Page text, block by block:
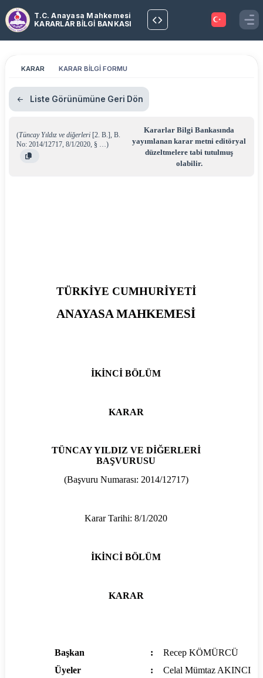
T.C. Anayasa Mahkemesi
KARARLAR BİLGİ BANKASI
KARAR KARAR BİLGİ FORMU
Liste Görünümüne Geri Dön
(Tüncay Yıldız ve diğerleri [2. B.], B.
No: 2014/12717, 8/1/2020, § …)
Kararlar Bilgi Bankasında
yayımlanan karar metni editöryal
düzeltmelere tabi tutulmuş
olabilir.